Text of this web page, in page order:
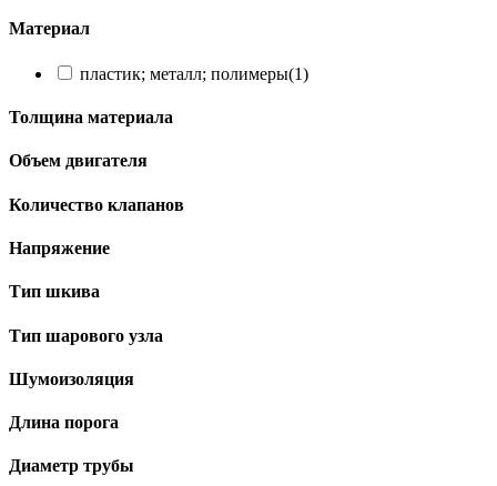
Материал
пластик; металл; полимеры(1)
Толщина материала
Объем двигателя
Количество клапанов
Напряжение
Тип шкива
Тип шарового узла
Шумоизоляция
Длина порога
Диаметр трубы